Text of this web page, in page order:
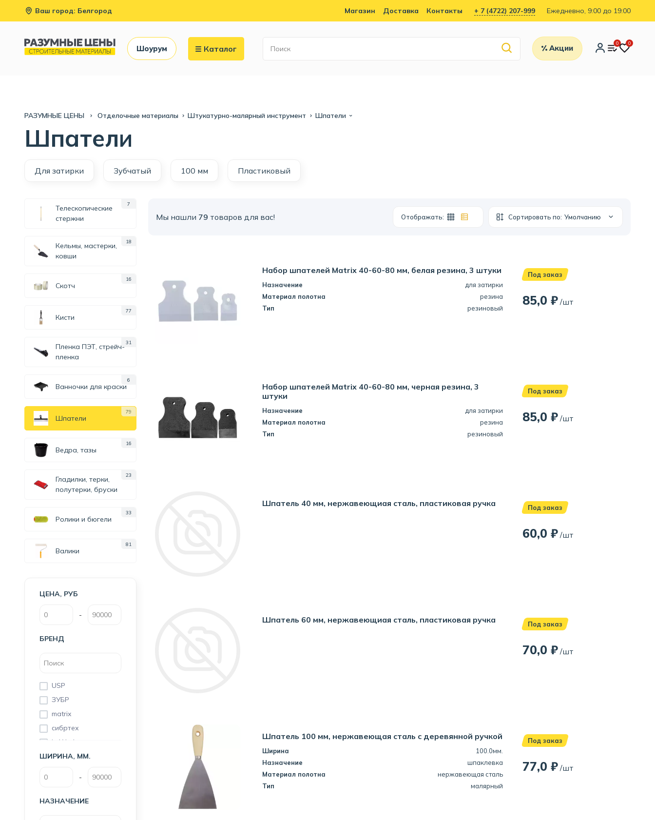
Ваш город: Белгород Магазин Доставка Контакты + 7 (4722) 207-999 Ежедневно, 9:00 до 19:00
Шоурум Каталог Акции
0 0
РАЗУМНЫЕ ЦЕНЫ Отделочные материалы Штукатурно-малярный инструмент Шпатели
Шпатели
Для затирки Зубчатый 100 мм Пластиковый
Мы нашли 79 товаров для вас! Отображать: Сортировать по: Умолчанию
Набор шпателей Matrix 40-60-80 мм, белая резина, 3 штуки
Назначение
для затирки
Материал полотна
резина
Тип
резиновый
Под заказ
85,0 ₽ /шт
Набор шпателей Matrix 40-60-80 мм, черная резина, 3
штуки
Назначение
для затирки
Материал полотна
резина
Тип
резиновый
Под заказ
85,0 ₽ /шт
Шпатель 40 мм, нержавеющиая сталь, пластиковая ручка Под заказ
60,0 ₽ /шт
Шпатель 60 мм, нержавеющиая сталь, пластиковая ручка Под заказ
70,0 ₽ /шт
Шпатель 100 мм, нержавеющая сталь с деревянной ручкой
Ширина
100.0мм.
Назначение
шпаклевка
Материал полотна
нержавеющая сталь
Тип
малярный
Под заказ
77,0 ₽ /шт
Телескопические
стержни
7
Кельмы, мастерки,
ковши
18
Скотч
16
Кисти
77
Пленка ПЭТ, стрейч-
пленка
31
Ванночки для краски
6
Шпатели
79
Ведра, тазы
16
Гладилки, терки,
полутерки, бруски
23
Ролики и бюгели
33
Валики
81
ЦЕНА, РУБ
-
БРЕНД
USP
ЗУБР
matrix
сибртех
in Work
Bohrer
Sparta
ШИРИНА, ММ.
-
НАЗНАЧЕНИЕ